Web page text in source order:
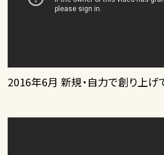
2016年6月 新規・自力で創り上げ